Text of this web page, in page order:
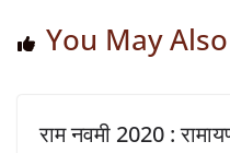
You May
राम नवमी 2020 :